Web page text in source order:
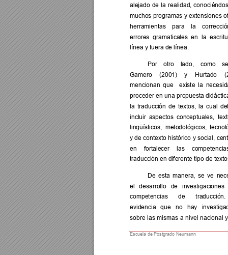
Escuela de Postgrado Neumann
alejado de la realidad, co
muchos programas y extensiones
herramientas
para la
errores gramaticales  en la
línea y fuera de línea.
Por
otro lado, como
Gamero
(2001) y Hurtado
mencionan que existe la
proceder en una propuesta
la traducción de textos, la cual
incluir aspectos conceptuales,
lingüísticos,  metodológicos, te
y de contexto histórico y social,
en
fortalecer las
traducción en diferente tipo de
De esta manera, se ve
el desarrollo de investigaciones
competencias
de
traducción.
evidencia que no hay
sobre las mismas a nivel nacional